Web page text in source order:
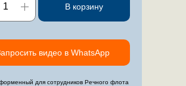
В корзину
видео в WhatsApp
для сотрудников Речного флота